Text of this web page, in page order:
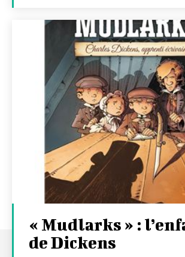
« Mudlarks » :
de Dickens